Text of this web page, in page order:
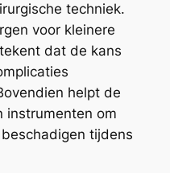
techniek.
voor kleinere
dat de kans
helpt de
instrumenten om
tijdens